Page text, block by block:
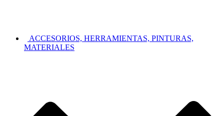
ACCESORIOS, HERRAMIENTAS, PINTURAS,
MATERIALES